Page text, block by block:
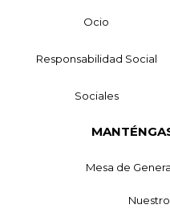
Ocio
Responsabilidad Social
Sociales
Mesa de